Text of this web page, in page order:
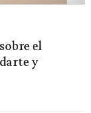
el
y